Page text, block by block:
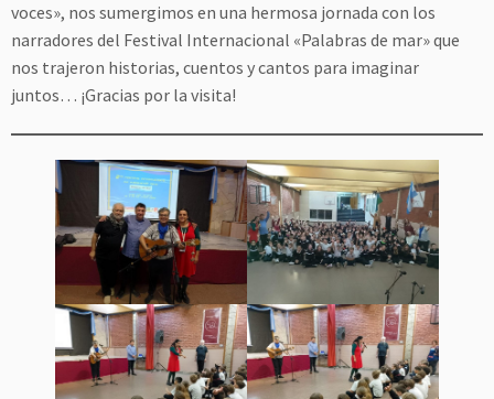
voces», nos sumergimos en una hermosa jornada con los
narradores del Festival Internacional «Palabras de mar» que
nos trajeron historias, cuentos y cantos para imaginar
juntos… ¡Gracias por la visita!